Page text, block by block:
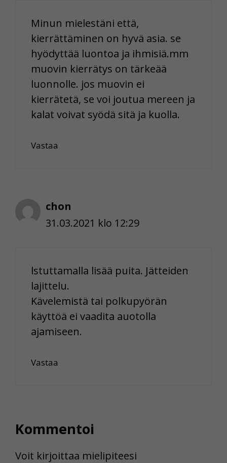
Minun mielestäni että,
kierrättäminen on hyvä asia. se
hyödyttää luontoa ja ihmisiä.mm
muovin kierrätys on tärkeää
luonnolle. jos muovin ei
kierrätetä, se voi joutua mereen ja
kalat voivat syödä sitä ja kuolla.
Vastaa
chon
31.03.2021 klo 12:29
lstuttamalla lisää puita. Jätteiden
lajittelu.
Kävelemistä tai polkupyörän
käyttöä ei vaadita auotolla
ajamiseen.
Vastaa
Kommentoi
Voit kirjoittaa mielipiteesi